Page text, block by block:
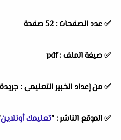
✅عدد الصفحات : 52 صفحة
✅صيغة الملف : pdf
✅من إعداد الخبير التعليمى :
✅الموقع الناشر : "تعليمك أونلاين